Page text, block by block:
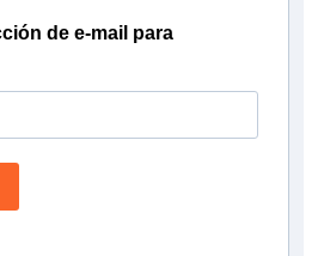
de e-mail para